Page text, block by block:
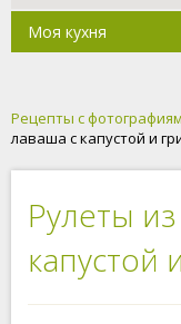
Моя кухня
Рецепты с
лаваша с капустой и
Рулеты
капустой